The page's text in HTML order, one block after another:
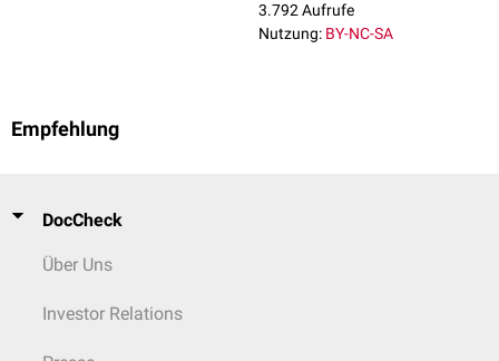
3.792 Aufrufe
Nutzung: BY-NC-SA
Empfehlung
DocCheck
Über Uns
Investor Relations